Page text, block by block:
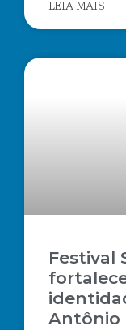
LEIA MAIS
Festival
Antônio